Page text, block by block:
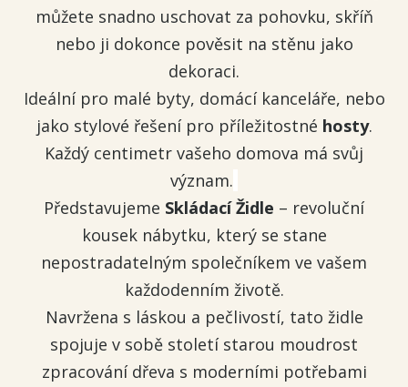
můžete snadno uschovat za pohovku, skříň
nebo ji dokonce pověsit na stěnu jako
dekoraci.
Ideální pro malé byty, domácí kanceláře, nebo
jako stylové řešení pro příležitostné hosty.
Každý centimetr vašeho domova má svůj
význam.
Představujeme Skládací Židle – revoluční
kousek nábytku, který se stane
nepostradatelným společníkem ve vašem
každodenním životě.
Navržena s láskou a pečlivostí, tato židle
spojuje v sobě století starou moudrost
zpracování dřeva s moderními potřebami